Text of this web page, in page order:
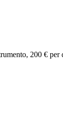
200 € per